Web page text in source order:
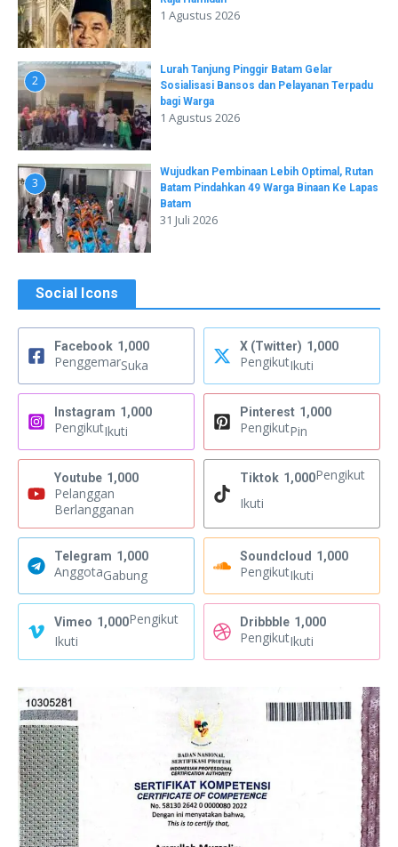
1 Agustus 2026
2
Lurah Tanjung Pinggir Batam Gelar
Sosialisasi Bansos dan Pelayanan Terpadu
bagi Warga
1 Agustus 2026
3
Wujudkan Pembinaan Lebih Optimal, Rutan
Batam Pindahkan 49 Warga Binaan Ke Lapas
Batam
31 Juli 2026
Social Icons
Facebook 1,000
PenggemarSuka
X (Twitter) 1,000
PengikutIkuti
Instagram 1,000
PengikutIkuti
Pinterest 1,000
PengikutPin
Youtube 1,000
Pelanggan
Berlangganan
Tiktok 1,000Pengikut
Ikuti
Telegram 1,000
AnggotaGabung
Soundcloud 1,000
PengikutIkuti
Vimeo 1,000Pengikut
Ikuti
Dribbble 1,000
PengikutIkuti